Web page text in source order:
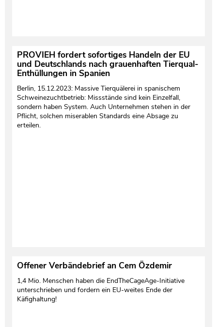
PROVIEH fordert sofortiges Handeln der EU
und Deutschlands nach grauenhaften Tierqual-
Enthüllungen in Spanien
Berlin, 15.12.2023: Massive Tierquälerei in spanischem
Schweinezuchtbetrieb: Missstände sind kein Einzelfall,
sondern haben System. Auch Unternehmen stehen in der
Pflicht, solchen miserablen Standards eine Absage zu
erteilen.
Offener Verbändebrief an Cem Özdemir
1,4 Mio. Menschen haben die EndTheCageAge-Initiative
unterschrieben und fordern ein EU-weites Ende der
Käfighaltung!